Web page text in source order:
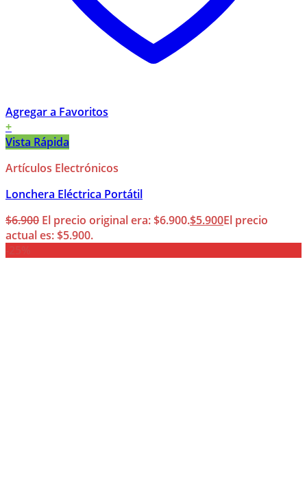
Agregar a Favoritos
+
Vista Rápida
Artículos Electrónicos
Lonchera Eléctrica Portátil
$6.900 El precio original era: $6.900.$5.900El precio
actual es: $5.900.